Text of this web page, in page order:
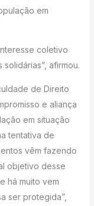
em
coletivo
afirmou.
de Direito
e aliança
em situação
tentativa de
vêm fazendo
objetivo desse
há muito vem
ser protegida”,